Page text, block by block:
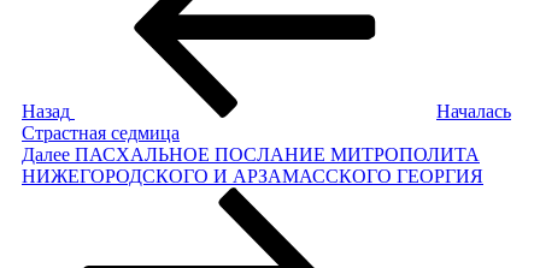
Назад
Началась
Страстная седмица
Следующая
запись
Далее ПАСХАЛЬНОЕ ПОСЛАНИЕ МИТРОПОЛИТА
НИЖЕГОРОДСКОГО И АРЗАМАССКОГО ГЕОРГИЯ